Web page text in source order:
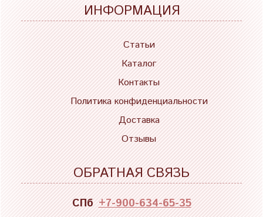
ИНФОРМАЦИЯ
Статьи
Каталог
Контакты
Политика конфиденциальности
Доставка
Отзывы
ОБРАТНАЯ СВЯЗЬ
СПб +7-900-634-65-35